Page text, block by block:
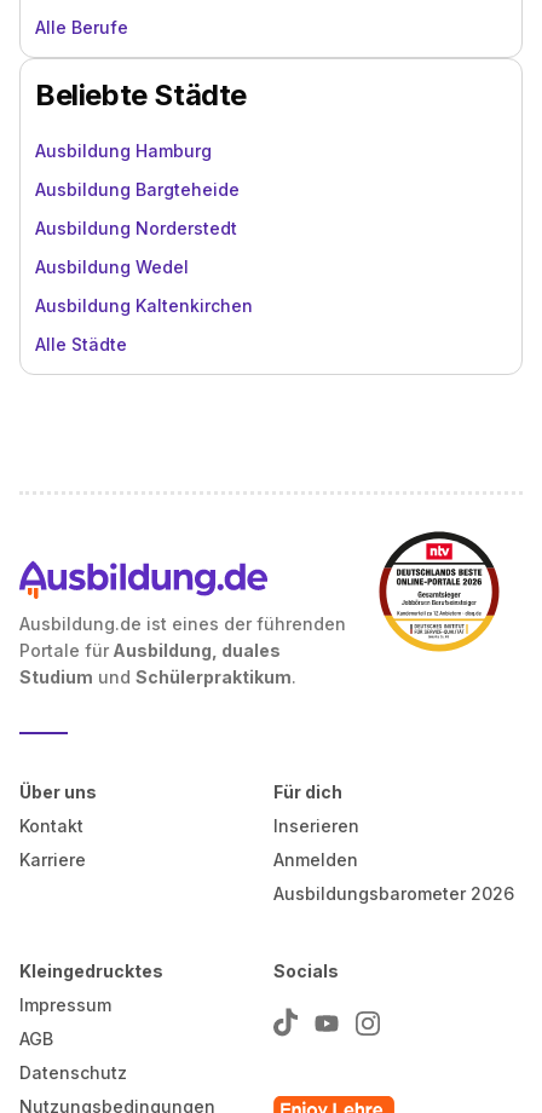
Alle Berufe
Beliebte Städte
Ausbildung Hamburg
Ausbildung Bargteheide
Ausbildung Norderstedt
Ausbildung Wedel
Ausbildung Kaltenkirchen
Alle Städte
Ausbildung.de ist eines der führenden
Portale für Ausbildung, duales
Studium und Schülerpraktikum.
Über uns
Kontakt
Karriere
Für dich
Inserieren
Anmelden
Ausbildungsbarometer 2026
Kleingedrucktes
Impressum
AGB
Datenschutz
Nutzungsbedingungen
Socials